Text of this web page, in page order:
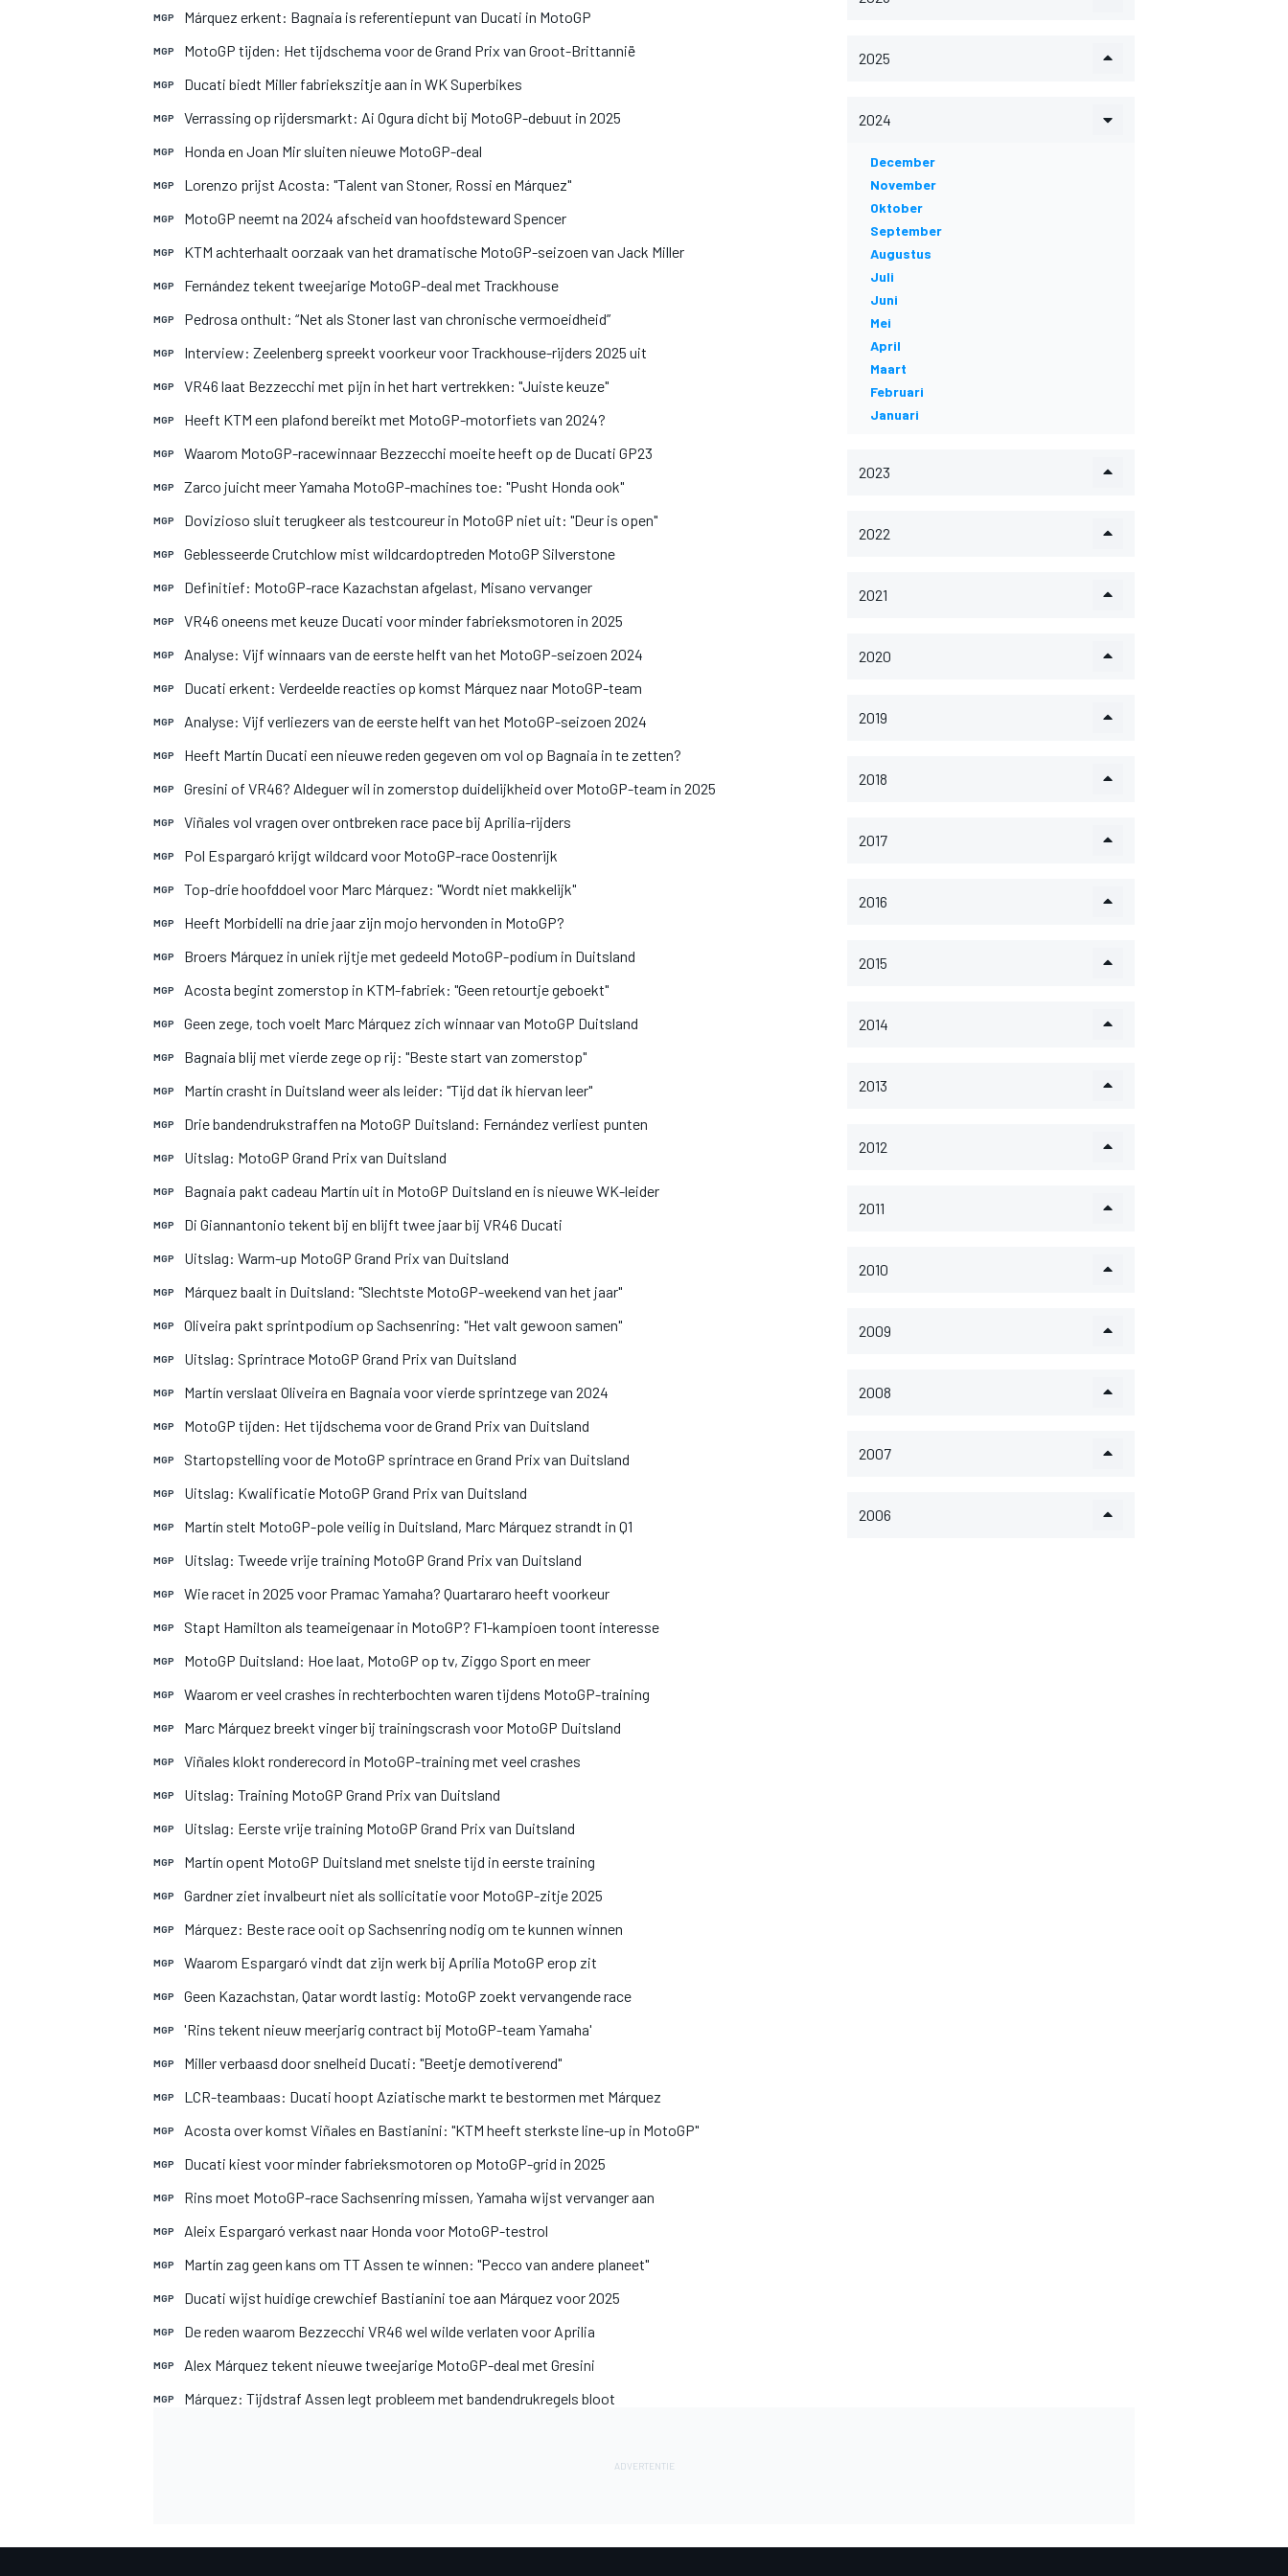
WEC DTM
MGP Márquez erkent: Bagnaia is referentiepunt van Ducati in MotoGP
MGP MotoGP tijden: Het tijdschema voor de Grand Prix van Groot-Brittannië
MGP Ducati biedt Miller fabriekszitje aan in WK Superbikes
MGP Verrassing op rijdersmarkt: Ai Ogura dicht bij MotoGP-debuut in 2025
MGP Honda en Joan Mir sluiten nieuwe MotoGP-deal
MGP Lorenzo prijst Acosta: "Talent van Stoner, Rossi en Márquez"
MGP MotoGP neemt na 2024 afscheid van hoofdsteward Spencer
MGP KTM achterhaalt oorzaak van het dramatische MotoGP-seizoen van Jack Miller
MGP Fernández tekent tweejarige MotoGP-deal met Trackhouse
MGP Pedrosa onthult: “Net als Stoner last van chronische vermoeidheid”
MGP Interview: Zeelenberg spreekt voorkeur voor Trackhouse-rijders 2025 uit
MGP VR46 laat Bezzecchi met pijn in het hart vertrekken: "Juiste keuze"
MGP Heeft KTM een plafond bereikt met MotoGP-motorfiets van 2024?
MGP Waarom MotoGP-racewinnaar Bezzecchi moeite heeft op de Ducati GP23
MGP Zarco juicht meer Yamaha MotoGP-machines toe: "Pusht Honda ook"
MGP Dovizioso sluit terugkeer als testcoureur in MotoGP niet uit: "Deur is open"
MGP Geblesseerde Crutchlow mist wildcardoptreden MotoGP Silverstone
MGP Definitief: MotoGP-race Kazachstan afgelast, Misano vervanger
MGP VR46 oneens met keuze Ducati voor minder fabrieksmotoren in 2025
MGP Analyse: Vijf winnaars van de eerste helft van het MotoGP-seizoen 2024
MGP Ducati erkent: Verdeelde reacties op komst Márquez naar MotoGP-team
MGP Analyse: Vijf verliezers van de eerste helft van het MotoGP-seizoen 2024
MGP Heeft Martín Ducati een nieuwe reden gegeven om vol op Bagnaia in te zetten?
MGP Gresini of VR46? Aldeguer wil in zomerstop duidelijkheid over MotoGP-team in 2025
MGP Viñales vol vragen over ontbreken race pace bij Aprilia-rijders
MGP Pol Espargaró krijgt wildcard voor MotoGP-race Oostenrijk
MGP Top-drie hoofddoel voor Marc Márquez: "Wordt niet makkelijk"
MGP Heeft Morbidelli na drie jaar zijn mojo hervonden in MotoGP?
MGP Broers Márquez in uniek rijtje met gedeeld MotoGP-podium in Duitsland
MGP Acosta begint zomerstop in KTM-fabriek: "Geen retourtje geboekt"
MGP Geen zege, toch voelt Marc Márquez zich winnaar van MotoGP Duitsland
MGP Bagnaia blij met vierde zege op rij: "Beste start van zomerstop"
MGP Martín crasht in Duitsland weer als leider: "Tijd dat ik hiervan leer"
MGP Drie bandendrukstraffen na MotoGP Duitsland: Fernández verliest punten
MGP Uitslag: MotoGP Grand Prix van Duitsland
MGP Bagnaia pakt cadeau Martín uit in MotoGP Duitsland en is nieuwe WK-leider
MGP Di Giannantonio tekent bij en blijft twee jaar bij VR46 Ducati
MGP Uitslag: Warm-up MotoGP Grand Prix van Duitsland
MGP Márquez baalt in Duitsland: "Slechtste MotoGP-weekend van het jaar"
MGP Oliveira pakt sprintpodium op Sachsenring: "Het valt gewoon samen"
MGP Uitslag: Sprintrace MotoGP Grand Prix van Duitsland
MGP Martín verslaat Oliveira en Bagnaia voor vierde sprintzege van 2024
MGP MotoGP tijden: Het tijdschema voor de Grand Prix van Duitsland
MGP Startopstelling voor de MotoGP sprintrace en Grand Prix van Duitsland
MGP Uitslag: Kwalificatie MotoGP Grand Prix van Duitsland
MGP Martín stelt MotoGP-pole veilig in Duitsland, Marc Márquez strandt in Q1
MGP Uitslag: Tweede vrije training MotoGP Grand Prix van Duitsland
MGP Wie racet in 2025 voor Pramac Yamaha? Quartararo heeft voorkeur
MGP Stapt Hamilton als teameigenaar in MotoGP? F1-kampioen toont interesse
MGP MotoGP Duitsland: Hoe laat, MotoGP op tv, Ziggo Sport en meer
MGP Waarom er veel crashes in rechterbochten waren tijdens MotoGP-training
MGP Marc Márquez breekt vinger bij trainingscrash voor MotoGP Duitsland
MGP Viñales klokt ronderecord in MotoGP-training met veel crashes
MGP Uitslag: Training MotoGP Grand Prix van Duitsland
MGP Uitslag: Eerste vrije training MotoGP Grand Prix van Duitsland
MGP Martín opent MotoGP Duitsland met snelste tijd in eerste training
MGP Gardner ziet invalbeurt niet als sollicitatie voor MotoGP-zitje 2025
MGP Márquez: Beste race ooit op Sachsenring nodig om te kunnen winnen
MGP Waarom Espargaró vindt dat zijn werk bij Aprilia MotoGP erop zit
MGP Geen Kazachstan, Qatar wordt lastig: MotoGP zoekt vervangende race
MGP 'Rins tekent nieuw meerjarig contract bij MotoGP-team Yamaha'
MGP Miller verbaasd door snelheid Ducati: "Beetje demotiverend"
MGP LCR-teambaas: Ducati hoopt Aziatische markt te bestormen met Márquez
MGP Acosta over komst Viñales en Bastianini: "KTM heeft sterkste line-up in MotoGP"
MGP Ducati kiest voor minder fabrieksmotoren op MotoGP-grid in 2025
MGP Rins moet MotoGP-race Sachsenring missen, Yamaha wijst vervanger aan
MGP Aleix Espargaró verkast naar Honda voor MotoGP-testrol
MGP Martín zag geen kans om TT Assen te winnen: "Pecco van andere planeet"
MGP Ducati wijst huidige crewchief Bastianini toe aan Márquez voor 2025
MGP De reden waarom Bezzecchi VR46 wel wilde verlaten voor Aprilia
MGP Alex Márquez tekent nieuwe tweejarige MotoGP-deal met Gresini
MGP Márquez: Tijdstraf Assen legt probleem met bandendrukregels bloot
2025
2024
December
November
Oktober
September
Augustus
Juli
Juni
Mei
April
Maart
Februari
Januari
2023
2022
2021
2020
2019
2018
2017
2016
2015
2014
2013
2012
2011
2010
2009
2008
2007
2006